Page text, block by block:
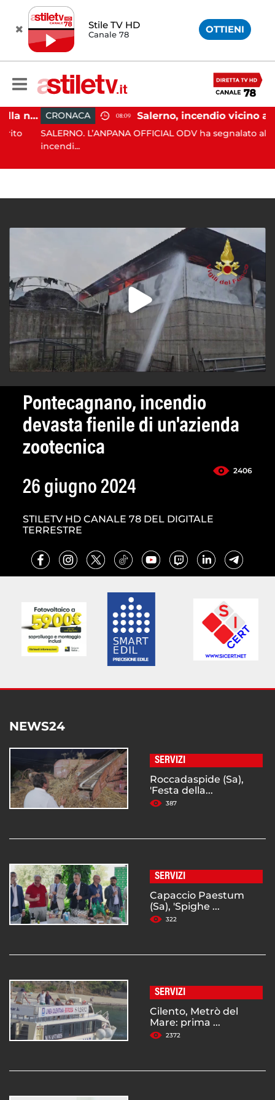
Stile TV HD
Canale 78 OTTIENI
Eboli, uomo aggredito nella notte: indagini in corso CRONACA 08:09
SALERNO. L’ANPANA OFFICIAL ODV ha segnalato al 115 un
incendi...
Pontecagnano, incendio
devasta fienile di un'azienda
zootecnica
2406
26 giugno 2024
STILETV HD CANALE 78 DEL DIGITALE
TERRESTRE
NEWS24
SERVIZI
Roccadaspide (Sa),
'Festa della...
387
SERVIZI
Capaccio Paestum
(Sa), 'Spighe ...
322
SERVIZI
Cilento, Metrò del
Mare: prima ...
2372